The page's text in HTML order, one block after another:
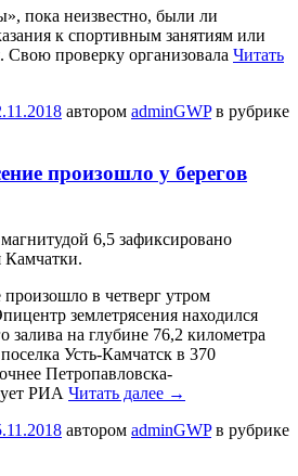
пока неизвестно, были ли
к спортивным занятиям или
Свою проверку организовала Читать
автором adminGWPв рубрике
произошло у берегов
6,5 зафиксировано
Камчатки.
в четверг утром
землетрясения находился
залива на глубине 76,2 километра
Усть-Камчатск в 370
Петропавловска-
РИА Читать далее →
автором adminGWPв рубрике